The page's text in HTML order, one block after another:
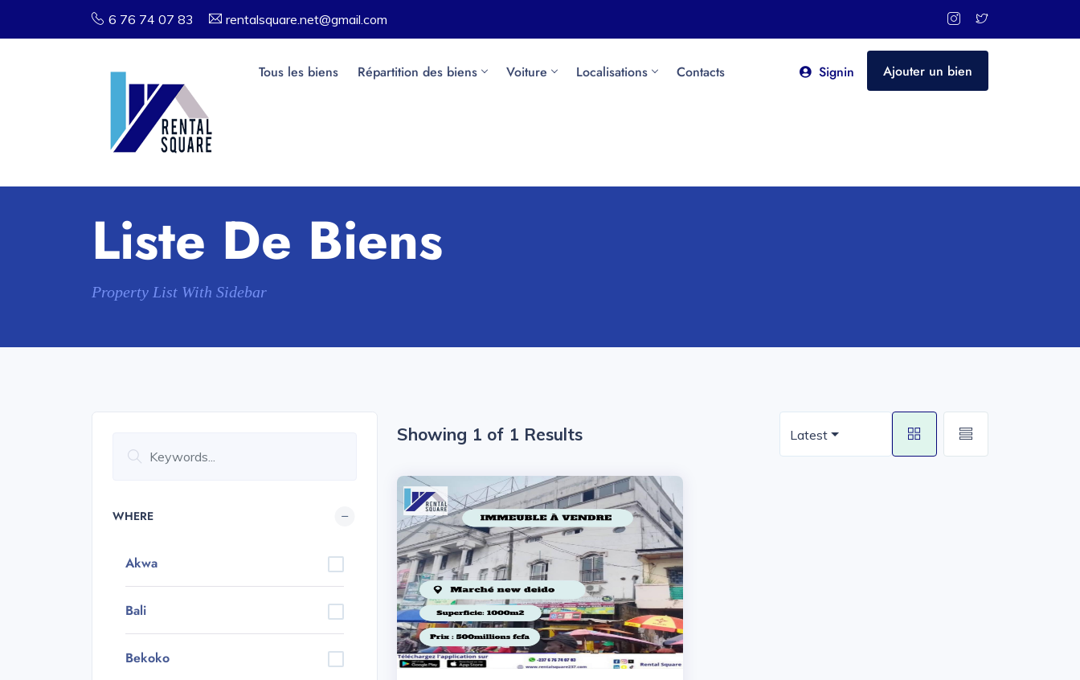
6 76 74 07 83 rentalsquare.net@gmail.com
Tous les biens Répartition des biens Voiture Localisations Contacts Signin Ajouter un bien
Liste De Biens
Property List With Sidebar
WHERE
Akwa
Bali
Bekoko
Showing 1 of 1 Results Latest